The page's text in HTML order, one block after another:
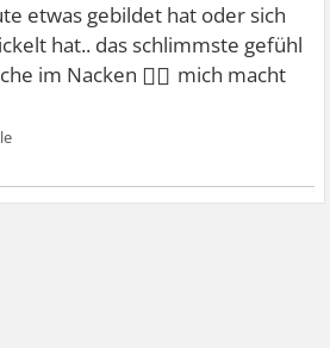
etwas gebildet hat oder sich
hat.. das schlimmste gefühl
im Nacken 😮‍💨 mich macht